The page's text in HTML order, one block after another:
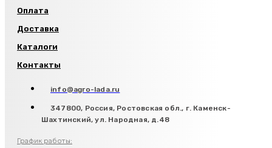
Оплата
Доставка
Каталоги
Контакты
info@agro-lada.ru
347800, Россия, Ростовская обл., г. Каменск-
Шахтинский, ул. Народная, д.48
График работы: